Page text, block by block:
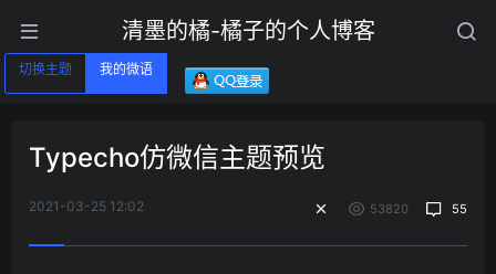
清墨的橘-橘子的个人博客
切换主题 我的微语
Typecho仿微信主题预览
2021-03-25 12:02 53820 55